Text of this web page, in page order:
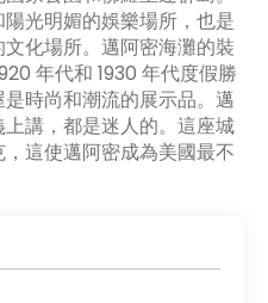
光明媚的娛樂場所，也是
化場所。邁阿密海灘的裝
年代和 1930 年代度假勝
時尚和潮流的展示品。邁
講，都是迷人的。這座城
這使邁阿密成為美國最不